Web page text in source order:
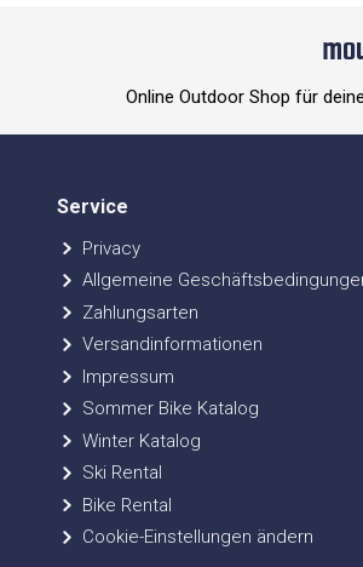
Online Outdoor Shop für
Service
Privacy
Allgemeine
Zahlungsarten
Versandinformationen
Impressum
Sommer Bike Katalog
Winter Katalog
Ski Rental
Bike Rental
Cookie-Einstellungen ändern